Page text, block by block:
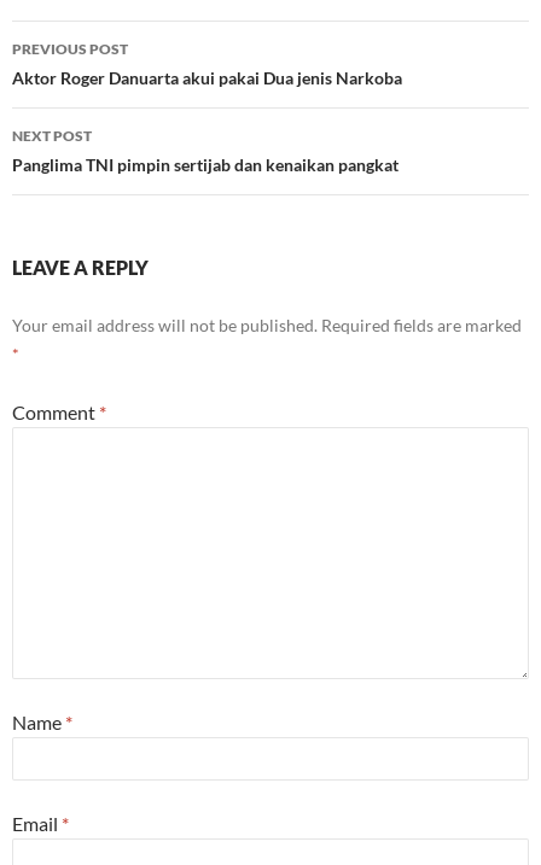
Post
navigation
PREVIOUS POST
Aktor Roger Danuarta akui pakai Dua jenis Narkoba
NEXT POST
Panglima TNI pimpin sertijab dan kenaikan pangkat
LEAVE A REPLY
Your email address will not be published. Required fields are marked
*
Comment *
Name *
Email *